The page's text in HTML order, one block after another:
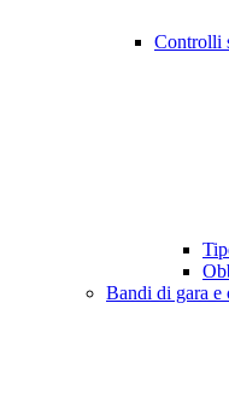
Controlli
Bandi di gara e